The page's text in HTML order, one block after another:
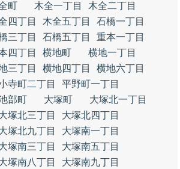
町 木全一丁目
木全二丁目
四丁目 木全五丁目
石橋一丁目
三丁目 石橋五丁目
重本一丁目
四丁目 横地町
横地一丁目
三丁目 横地四丁目
横地六丁目
寺町二丁目
平野町一丁目
部町 大塚町
大塚北一丁目
塚北三丁目
大塚北四丁目
塚北九丁目
大塚南一丁目
塚南三丁目
大塚南五丁目
塚南八丁目
大塚南九丁目